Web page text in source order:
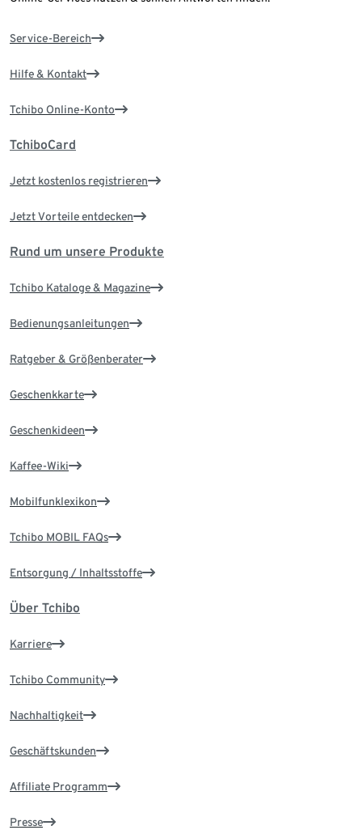
Service-Bereich
Hilfe & Kontakt
Tchibo Online-Konto
TchiboCard
Jetzt kostenlos registrieren
Jetzt Vorteile entdecken
Rund um unsere Produkte
Tchibo Kataloge & Magazine
Bedienungsanleitungen
Ratgeber & Größenberater
Geschenkkarte
Geschenkideen
Kaffee-Wiki
Mobilfunklexikon
Tchibo MOBIL FAQs
Entsorgung / Inhaltsstoffe
Über Tchibo
Karriere
Tchibo Community
Nachhaltigkeit
Geschäftskunden
Affiliate Programm
Presse